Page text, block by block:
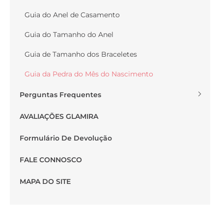
Guia do Anel de Casamento
Guia do Tamanho do Anel
Guia de Tamanho dos Braceletes
Guia da Pedra do Mês do Nascimento
Perguntas Frequentes
AVALIAÇÕES GLAMIRA
Formulário De Devolução
FALE CONNOSCO
MAPA DO SITE